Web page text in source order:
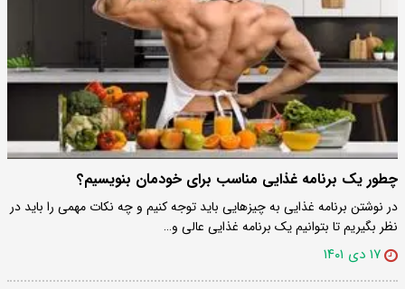
چطور یک برنامه غذایی مناسب برای خودمان بنویسیم؟
در نوشتن برنامه غذایی به چیزهایی باید توجه کنیم و چه نکات مهمی را باید در
نظر بگیریم تا بتوانیم یک برنامه غذایی عالی و…
۱۷ دی ۱۴۰۱